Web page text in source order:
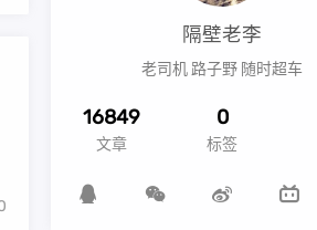
隔壁老李
老司机 路子野 随时超车
16849
文章
0
标签